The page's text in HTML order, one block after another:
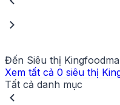
Đến Siêu thị
Xem tất cả 0 siêu thị
Tất cả danh mục